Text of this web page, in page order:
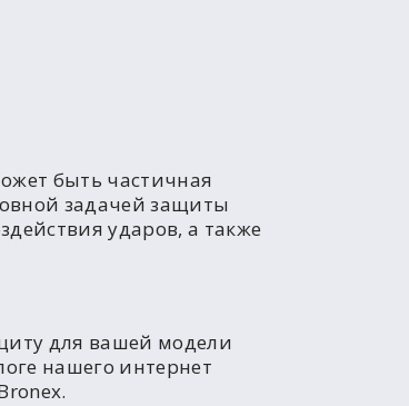
быть частичная
задачей защиты
ударов, а также
для вашей модели
нашего интернет